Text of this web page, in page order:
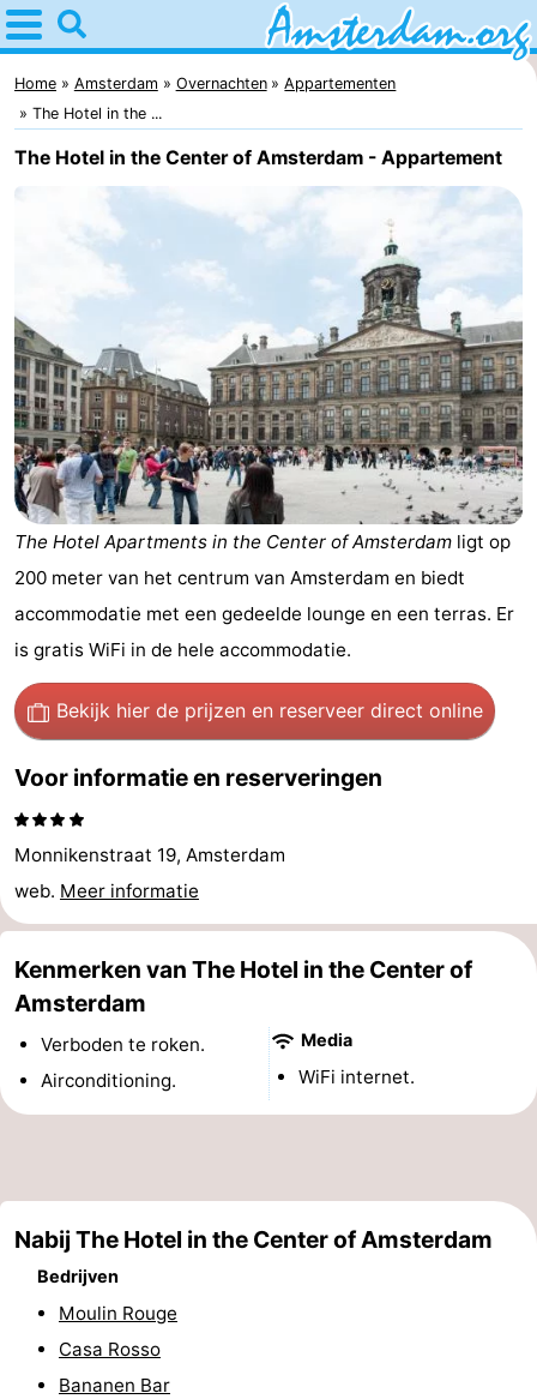
Home
Amsterdam
Reisplan
Voor
jongeren
Overnachten
Appartementen
Bed
(&
breakfasts)
Campings
Hotels
Vakantiehuizen
Het
Amsterdamse
-
Spaarnwoude
Last
Attracties
&
doen
Bezienswaardigheden
-
Musea
-
Uitkijkpunten
Attracties
Rondvaarten
Home Amsterdam Overnachten
Appartementen
The Hotel in the ...
The Hotel in the Center of Amsterdam - Appartement
The Hotel Apartments in the Center of Amsterdam ligt op
200 meter van het centrum van Amsterdam en biedt
accommodatie met een gedeelde lounge en een terras. Er
is gratis WiFi in de hele accommodatie.
Bekijk hier de prijzen en reserveer direct online
Voor informatie en reserveringen
Monnikenstraat 19, Amsterdam
web. Meer informatie
Kenmerken van The Hotel in the Center of
Amsterdam
Verboden te roken.
Airconditioning.
Media
WiFi internet.
Nabij The Hotel in the Center of Amsterdam
Bedrijven
Moulin Rouge
Casa Rosso
Bananen Bar